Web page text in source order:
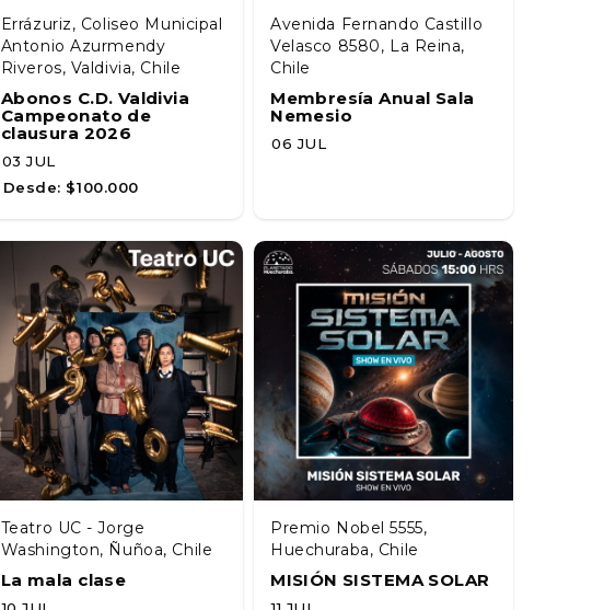
Errázuriz, Coliseo Municipal
Antonio Azurmendy
Riveros, Valdivia, Chile
Abonos C.D. Valdivia
Campeonato de
clausura 2026
03 JUL
Desde: $100.000
Avenida Fernando Castillo
Velasco 8580, La Reina,
Chile
Membresía Anual Sala
Nemesio
06 JUL
Teatro UC - Jorge
Washington, Ñuñoa, Chile
La mala clase
Premio Nobel 5555,
Huechuraba, Chile
MISIÓN SISTEMA SOLAR